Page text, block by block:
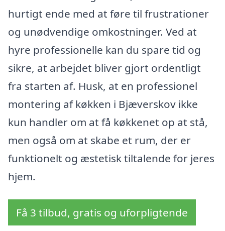
hurtigt ende med at føre til frustrationer
og unødvendige omkostninger. Ved at
hyre professionelle kan du spare tid og
sikre, at arbejdet bliver gjort ordentligt
fra starten af. Husk, at en professionel
montering af køkken i Bjæverskov ikke
kun handler om at få køkkenet op at stå,
men også om at skabe et rum, der er
funktionelt og æstetisk tiltalende for jeres
hjem.
Få 3 tilbud, gratis og uforpligtende